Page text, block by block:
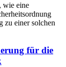
wie eine
zu einer solchen
für die